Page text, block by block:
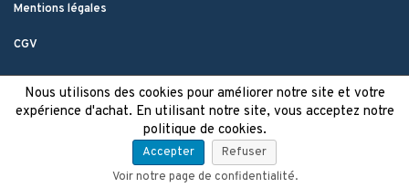
Mentions légales
CGV
Nous utilisons des cookies pour améliorer notre site et votre
expérience d'achat. En utilisant notre site, vous acceptez notre
politique de cookies.
Accepter
Refuser
Voir notre page de confidentialité.